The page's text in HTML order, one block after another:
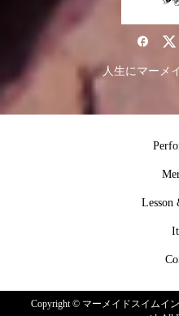
人生にマーメ
Lesson
Copyright ©マーメイドスイムイ